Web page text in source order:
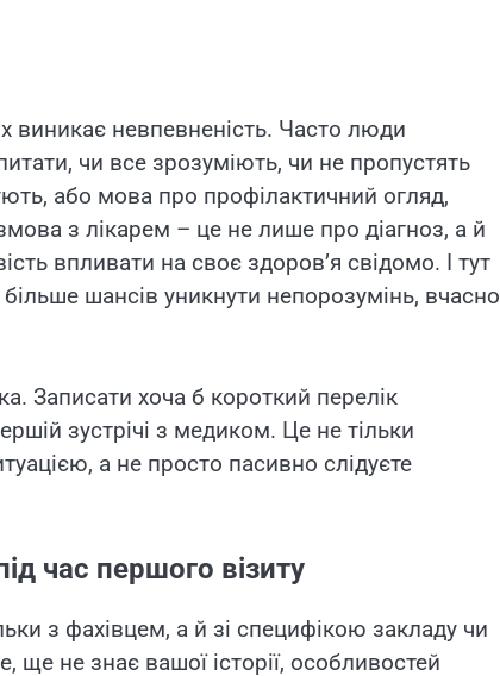
виникає невпевненість. Часто люди
чи все зрозуміють, чи не пропустять
або мова про профілактичний огляд,
з лікарем – це не лише про діагноз, а й
впливати на своє здоров’я свідомо. І тут
шансів уникнути непорозумінь, вчасно
Записати хоча б короткий перелік
зустрічі з медиком. Це не тільки
а не просто пасивно слідуєте
час першого візиту
з фахівцем, а й зі специфікою закладу чи
ще не знає вашої історії, особливостей